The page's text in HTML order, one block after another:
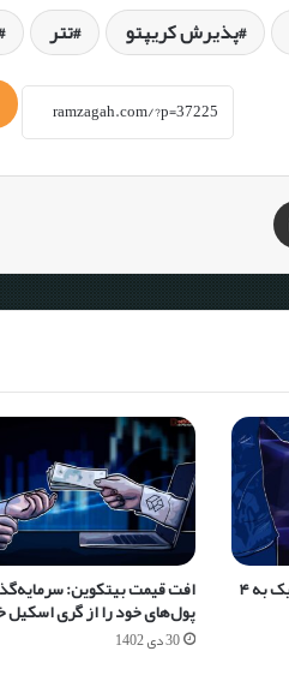
پذیرش کریپتو تتر
دارایی ETF بیتکوین اکنون نزدیک به ۴ افت قیمت بیتکوین:
پول‌های خود را از گری اسکیل
30 دی 1402